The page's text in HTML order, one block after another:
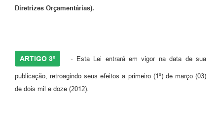
Diretrizes Orçamentárias).
ARTIGO 3º -Esta Lei entrará em vigor na data de sua
publicação, retroagindo seus efeitos a primeiro (1º) de março (03)
de dois mil e doze (2012).